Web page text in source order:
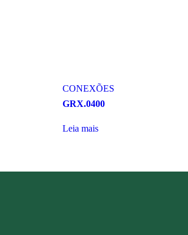
CONEXÕES
GRX.0400
Leia mais